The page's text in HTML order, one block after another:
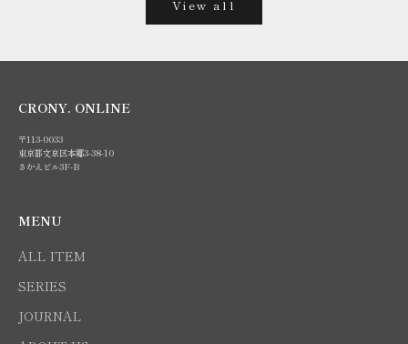
View all
CRONY. ONLINE
〒113-0033
東京都文京区本郷3-38-10
さかえビル3F-B
MENU
ALL ITEM
SERIES
JOURNAL